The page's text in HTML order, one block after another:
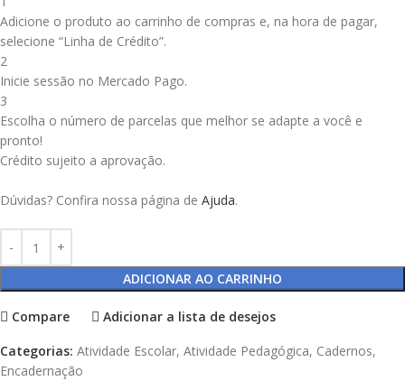
Adicione o produto ao carrinho de compras e, na hora de pagar,
selecione “Linha de Crédito”.
2
Inicie sessão no Mercado Pago.
3
Escolha o número de parcelas que melhor se adapte a você e
pronto!
Crédito sujeito a aprovação.
Dúvidas? Confira nossa página de Ajuda.
ADICIONAR AO CARRINHO
Compare Adicionar a lista de desejos
Categorias: Atividade Escolar, Atividade Pedagógica, Cadernos,
Encadernação